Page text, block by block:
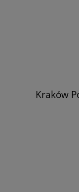
Kraków